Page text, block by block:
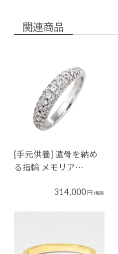
関連商品
[手元供養] 遺骨を納め
る指輪 メモリア…
314,000円 (税抜)